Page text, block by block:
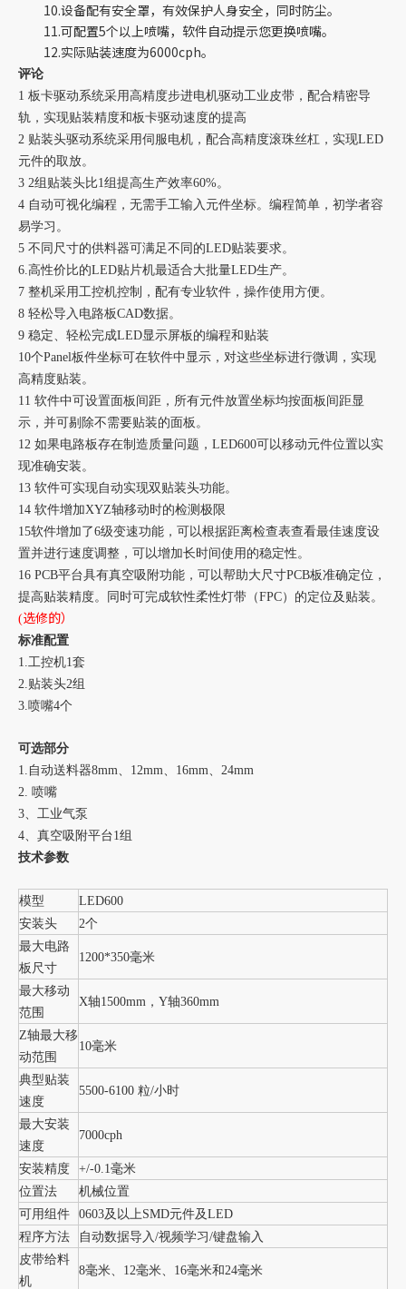
10.设备配有安全罩，有效保护人身安全，同时防尘。
11.可配置5个以上喷嘴，软件自动提示您更换喷嘴。
12.实际贴装速度为6000cph。
评论
1 板卡驱动系统采用高精度步进电机驱动工业皮带，配合精密导
轨，实现贴装精度和板卡驱动速度的提高
2 贴装头驱动系统采用伺服电机，配合高精度滚珠丝杠，实现LED
元件的取放。
3 2组贴装头比1组提高生产效率60%。
4 自动可视化编程，无需手工输入元件坐标。编程简单，初学者容
易学习。
5 不同尺寸的供料器可满足不同的LED贴装要求。
6.高性价比的LED贴片机最适合大批量LED生产。
7 整机采用工控机控制，配有专业软件，操作使用方便。
8 轻松导入电路板CAD数据。
9 稳定、轻松完成LED显示屏板的编程和贴装
10个Panel板件坐标可在软件中显示，对这些坐标进行微调，实现
高精度贴装。
11 软件中可设置面板间距，所有元件放置坐标均按面板间距显
示，并可剔除不需要贴装的面板。
12 如果电路板存在制造质量问题，LED600可以移动元件位置以实
现准确安装。
13 软件可实现自动实现双贴装头功能。
14 软件增加XYZ轴移动时的检测极限
15软件增加了6级变速功能，可以根据距离检查表查看最佳速度设
置并进行速度调整，可以增加长时间使用的稳定性。
16 PCB平台具有真空吸附功能，可以帮助大尺寸PCB板准确定位，
提高贴装精度。同时可完成软性柔性灯带（FPC）的定位及贴装。
(选修的）
标准配置
1.工控机1套
2.贴装头2组
3.喷嘴4个
可选部分
1.自动送料器8mm、12mm、16mm、24mm
2. 喷嘴
3、工业气泵
4、真空吸附平台1组
技术参数
模型
LED600
安装头
2个
最大电路
板尺寸
1200*350毫米
最大移动
范围
X轴1500mm，Y轴360mm
Z轴最大移
动范围
10毫米
典型贴装
速度
5500-6100 粒/小时
最大安装
速度
7000cph
安装精度
+/-0.1毫米
位置法
机械位置
可用组件
0603及以上SMD元件及LED
程序方法
自动数据导入/视频学习/键盘输入
皮带给料
机
8毫米、12毫米、16毫米和24毫米